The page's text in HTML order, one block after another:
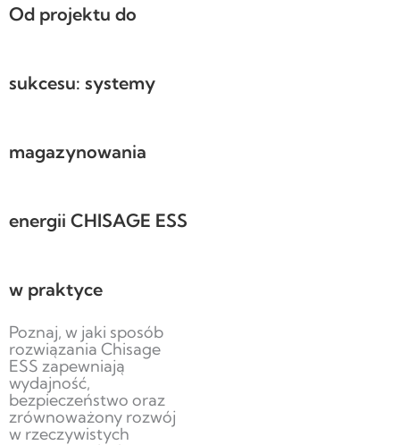
Od projektu do
sukcesu: systemy
magazynowania
energii CHISAGE ESS
w praktyce
Poznaj, w jaki sposób
rozwiązania Chisage
ESS zapewniają
wydajność,
bezpieczeństwo oraz
zrównoważony rozwój
w rzeczywistych